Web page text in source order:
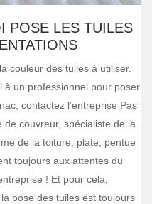
POSE LES TUILES
couleur des tuiles à utiliser.
à un professionnel pour poser
contactez l’entreprise Pas
couvreur, spécialiste de la
de la toiture, plate, pentue
toujours aux attentes du
! Et pour cela,
pose des tuiles est toujours